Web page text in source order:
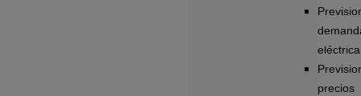
eléctrica
precios